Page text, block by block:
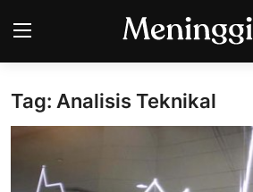
Contact
Tag: Analisis Teknikal